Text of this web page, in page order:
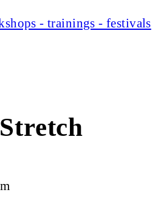
- trainings - festivals